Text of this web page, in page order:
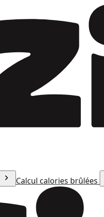
Calcul calories brûlées